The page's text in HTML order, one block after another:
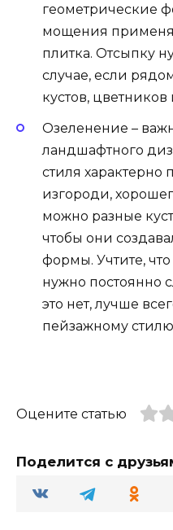
геометрические
мощения
плитка. Отсыпку
случае, если
кустов, цветников
Озеленение –
ландшафтного
стиля
изгороди,
можно разные
чтобы они
формы. Учтите,
нужно постоянно
это нет, лучше
пейзажному
Оцените статью
Поделится с